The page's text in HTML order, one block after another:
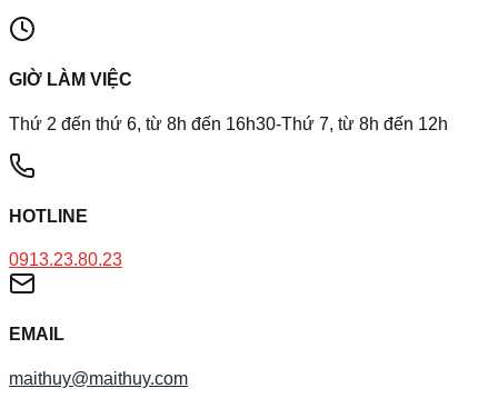
GIỜ LÀM VIỆC
Thứ 2 đến thứ 6, từ 8h đến 16h30-Thứ 7, từ 8h đến 12h
HOTLINE
0913.23.80.23
EMAIL
maithuy@maithuy.com